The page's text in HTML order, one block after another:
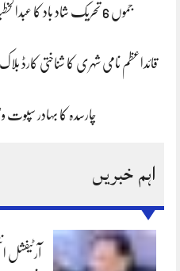
جموں 6 تحریک شاد باد کا عبدالخطیب چودھری کی حمایت کا اعلان
قائداعظم نامی شہری کا شناختی کارڈ
چارسدہ کا بہادر
اہم خبریں
آرٹیفشل